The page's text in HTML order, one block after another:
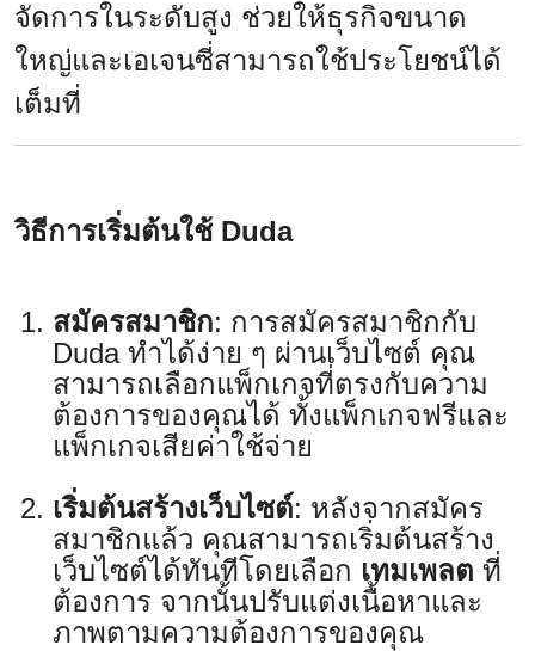
จัดการในระดับสูง ช่วยให้ธุรกิจขนาด
ใหญ่และเอเจนซี่สามารถใช้ประโยชน์ได้
เต็มที่
วิธีการเริ่มต้นใช้ Duda
สมัครสมาชิก: การสมัครสมาชิกกับ
Duda ทำได้ง่าย ๆ ผ่านเว็บไซต์ คุณ
สามารถเลือกแพ็กเกจที่ตรงกับความ
ต้องการของคุณได้ ทั้งแพ็กเกจฟรีและ
แพ็กเกจเสียค่าใช้จ่าย
เริ่มต้นสร้างเว็บไซต์: หลังจากสมัคร
สมาชิกแล้ว คุณสามารถเริ่มต้นสร้าง
เว็บไซต์ได้ทันทีโดยเลือก เทมเพลต ที่
ต้องการ จากนั้นปรับแต่งเนื้อหาและ
ภาพตามความต้องการของคุณ